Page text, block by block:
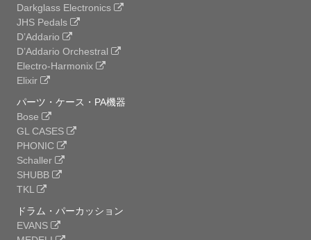
Darkglass Electronics
JHS Pedals
D’Addario
D’Addario Orchestral
Electro-Harmonix
Elixir
パーツ・ケース・PA機器
Bose
GL CASES
PHONIC
Schaller
SHUBB
TKL
ドラム・パーカッション
EVANS